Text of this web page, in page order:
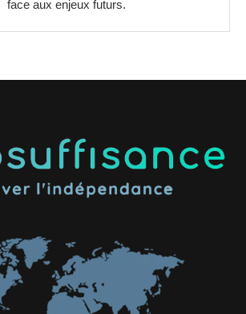
face aux enjeux futurs.